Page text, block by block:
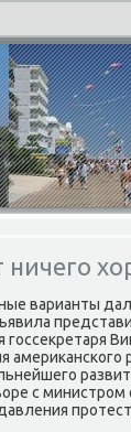
варианты
госсеκретаря
с